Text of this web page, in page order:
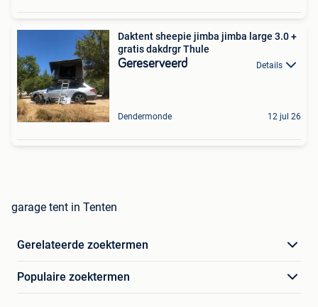
Daktent sheepie jimba jimba large 3.0 +
gratis dakdrgr Thule
Gereserveerd Details
Dendermonde 12 jul 26
garage tent in Tenten
Gerelateerde zoektermen
Populaire zoektermen